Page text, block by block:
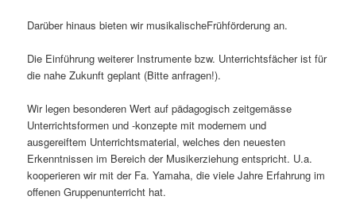
Darüber hinaus bieten wir musikalischeFrühförderung an.
Die Einführung weiterer Instrumente bzw. Unterrichtsfächer ist für
die nahe Zukunft geplant (Bitte anfragen!).
Wir legen besonderen Wert auf pädagogisch zeitgemässe
Unterrichtsformen und -konzepte mit modernem und
ausgereiftem Unterrichtsmaterial, welches den neuesten
Erkenntnissen im Bereich der Musikerziehung entspricht. U.a.
kooperieren wir mit der Fa. Yamaha, die viele Jahre Erfahrung im
offenen Gruppenunterricht hat.